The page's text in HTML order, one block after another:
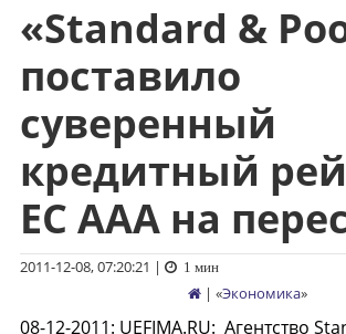
Перейти
содержимому
«Standard &
поставило
суверенный
кредитный
ЕС ААА на
2011-12-08, 07:20:21 | 1 мин
| «Экономика»
08-12-2011: UEFIMA.RU: Агентство